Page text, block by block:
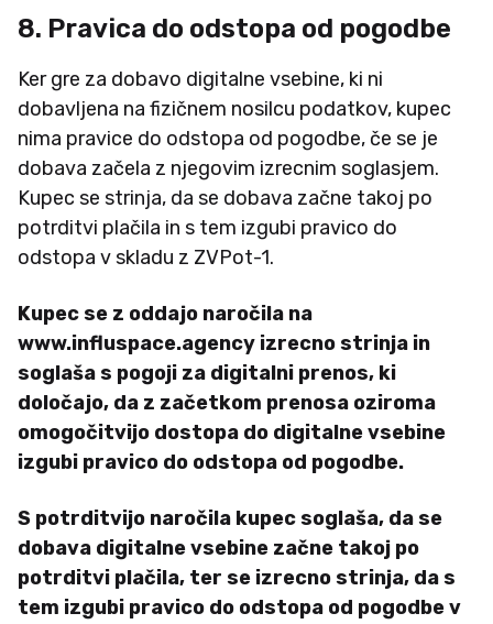
8. Pravica do odstopa od pogodbe
Ker gre za dobavo digitalne vsebine, ki ni
dobavljena na fizičnem nosilcu podatkov, kupec
nima pravice do odstopa od pogodbe, če se je
dobava začela z njegovim izrecnim soglasjem.
Kupec se strinja, da se dobava začne takoj po
potrditvi plačila in s tem izgubi pravico do
odstopa v skladu z ZVPot-1.
Kupec se z oddajo naročila na
www.influspace.agency izrecno strinja in
soglaša s pogoji za digitalni prenos, ki
določajo, da z začetkom prenosa oziroma
omogočitvijo dostopa do digitalne vsebine
izgubi pravico do odstopa od pogodbe.
S potrditvijo naročila kupec soglaša, da se
dobava digitalne vsebine začne takoj po
potrditvi plačila, ter se izrecno strinja, da s
tem izgubi pravico do odstopa od pogodbe v